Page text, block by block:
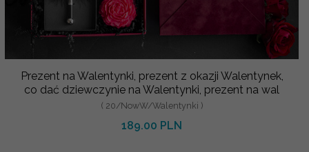
Prezent na Walentynki, prezent z okazji Walentynek,
co dać dziewczynie na Walentynki, prezent na wal
( 20/NowW/Walentynki )
189.00 PLN